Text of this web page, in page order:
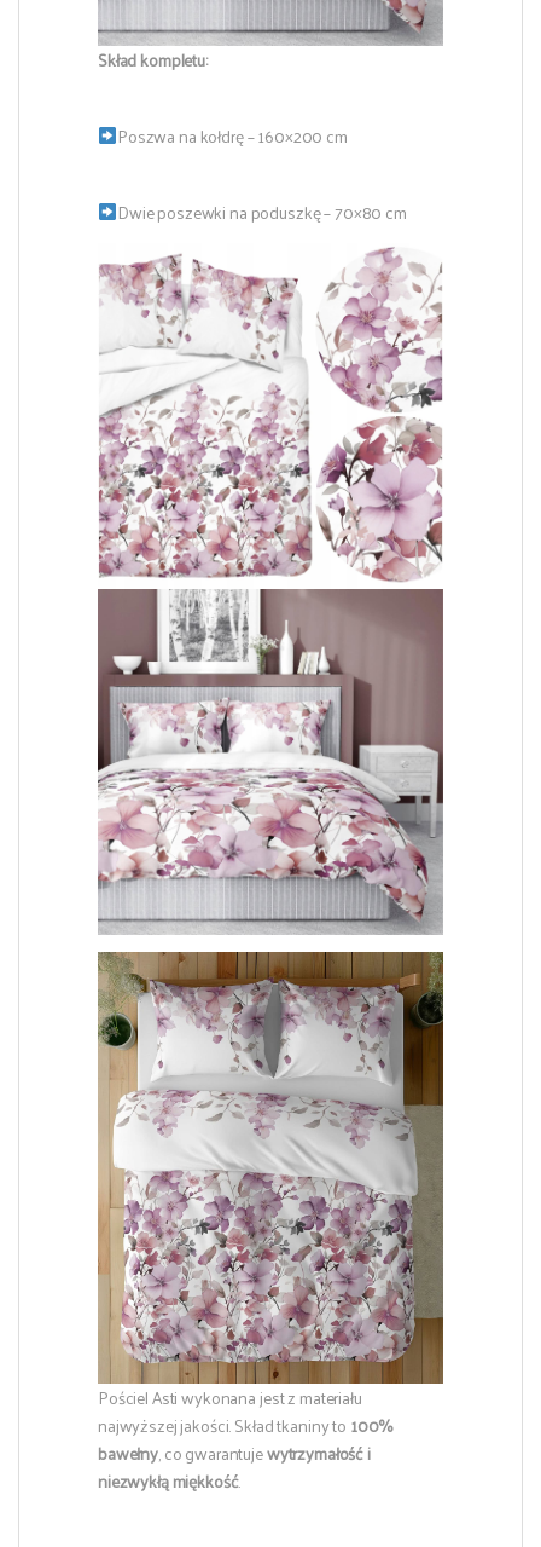
Skład kompletu:
Poszwa na kołdrę – 160×200 cm
Dwie poszewki na poduszkę – 70×80 cm
Pościel Asti wykonana jest z materiału
najwyższej jakości. Skład tkaniny to 100%
bawełny, co gwarantujewytrzymałość i
niezwykłą miękkość.